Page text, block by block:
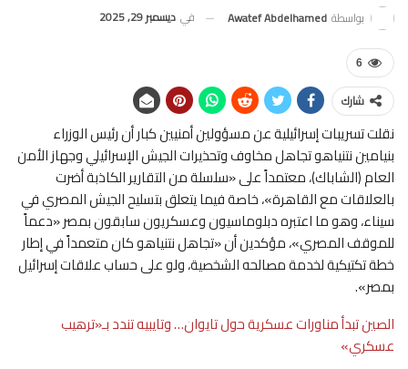
بواسطة Awatef Abdelhamed في ديسمبر 29, 2025
6
شارك
نقلت تسريبات إسرائيلية عن مسؤولين أمنيين كبار أن رئيس الوزراء
بنيامين نتنياهو تجاهل مخاوف وتحذيرات الجيش الإسرائيلي وجهاز الأمن
العام (الشاباك)، معتمداً على «سلسلة من التقارير الكاذبة أضرت
بالعلاقات مع القاهرة»، خاصة فيما يتعلق بتسليح الجيش المصري في
سيناء، وهو ما اعتبره دبلوماسيون وعسكريون سابقون بمصر «دعماً
للموقف المصري»، مؤكدين أن «تجاهل نتنياهو كان متعمداً في إطار
خطة تكتيكية لخدمة مصالحه الشخصية، ولو على حساب علاقات إسرائيل
بمصر».
الصين تبدأ مناورات عسكرية حول تايوان… وتايبيه تندد بـ«ترهيب
عسكري»